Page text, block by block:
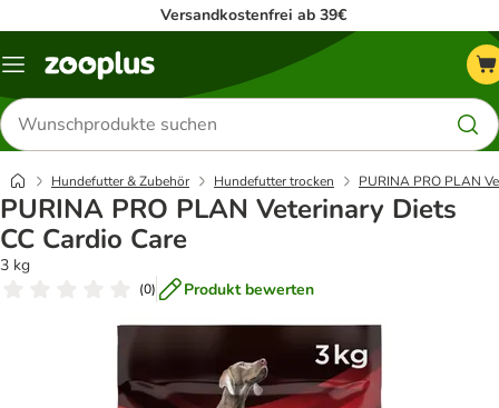
Versandkostenfrei ab 39€
Menü
Produkte
suchen
Hundefutter & Zubehör Hundefutter trocken PURINA PRO PLAN
PURINA PRO PLAN Veterinary Diets
CC Cardio Care
3 kg
(0) Produkt bewerten